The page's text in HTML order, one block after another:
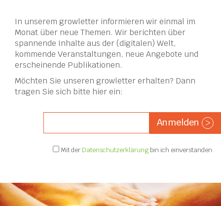
In unserem growletter informieren wir einmal im
Monat über neue Themen. Wir berichten über
spannende Inhalte aus der (digitalen) Welt,
kommende Veranstaltungen, neue Angebote und
erscheinende Publikationen.
Möchten Sie unseren growletter erhalten? Dann
tragen Sie sich bitte hier ein:
Anmelden >
Mit der Datenschutzerklärung bin ich einverstanden.